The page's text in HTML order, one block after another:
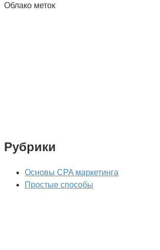
Облако меток
Рубрики
Основы CPA маркетинга
Простые способы